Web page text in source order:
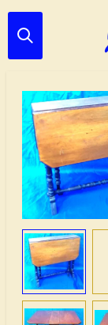
Ga
direct
hoofdinhoud